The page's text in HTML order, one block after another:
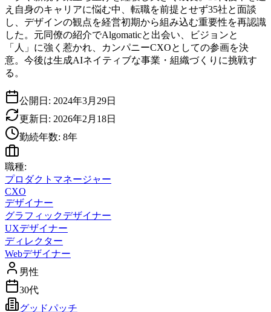
え自身のキャリアに悩む中、転職を前提とせず35社と面談
し、デザインの観点を経営初期から組み込む重要性を再認識
した。元同僚の紹介でAlgomaticと出会い、ビジョンと
「人」に強く惹かれ、カンパニーCXOとしての参画を決
意。今後は生成AIネイティブな事業・組織づくりに挑戦す
る。
公開日: 2024年3月29日
更新日: 2026年2月18日
勤続年数: 8年
職種:
プロダクトマネージャー
CXO
デザイナー
グラフィックデザイナー
UXデザイナー
ディレクター
Webデザイナー
男性
30代
グッドパッチ